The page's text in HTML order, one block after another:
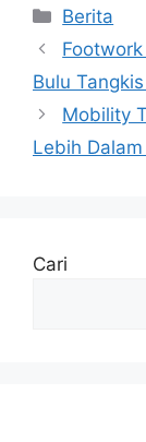
Kategori
Berita
Bulu
Mobility
Lebih
Cari